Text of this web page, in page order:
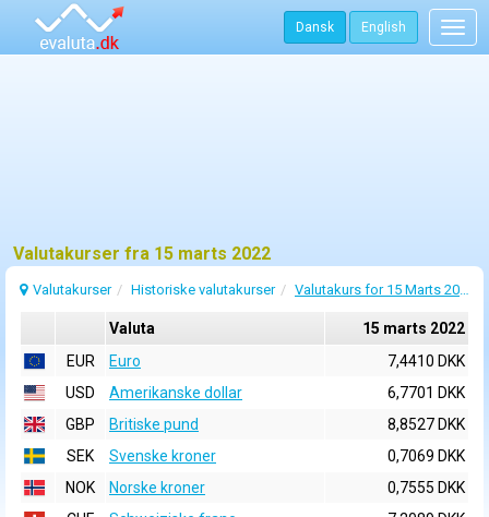
Dansk English
Valutakurser fra 15 marts 2022
Valutakurser Historiske valutakurser Valutakurs for 15 Marts 2022
Valuta
15 marts 2022
EUR
Euro
7,4410 DKK
USD
Amerikanske dollar
6,7701 DKK
GBP
Britiske pund
8,8527 DKK
SEK
Svenske kroner
0,7069 DKK
NOK
Norske kroner
0,7555 DKK